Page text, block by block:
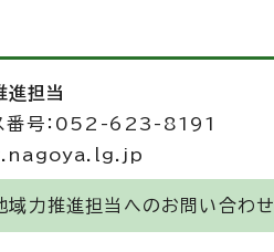
進担当
号：052-623-8191
力推進担当へのお問い合わせ